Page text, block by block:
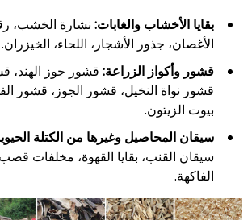
بقايا الأخشاب والغابات: نشارة الخشب،
الأغصان، جذور الأشجار، اللحاء، الخيزران.
قشور وأكواز الزراعة: قشور جوز الهند،
قشور نواة النخيل، قشور الجوز، قشور
بيوت الزيتون.
سيقان المحاصيل وغيرها من الكتلة
سيقان القنب، بقايا القهوة، مخلفات
الفاكهة.